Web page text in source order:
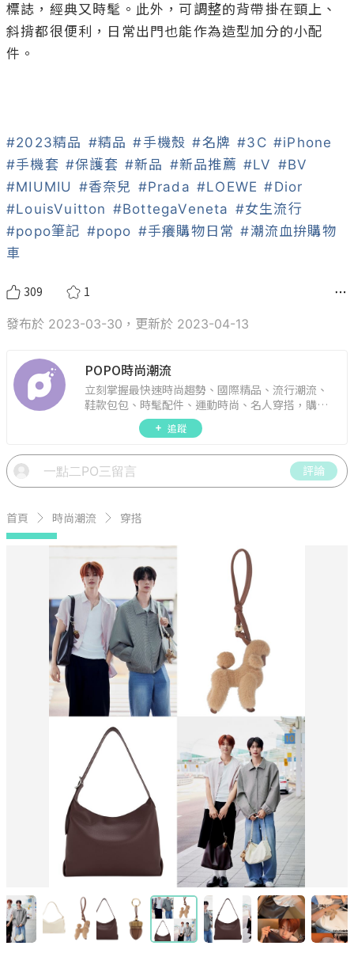
標誌，經典又時髦。此外，可調整的背帶掛在頸上、
斜揹都很便利，日常出門也能作為造型加分的小配
件。
#2023精品 #精品 #手機殼 #名牌 #3C #iPhone
#手機套 #保護套 #新品 #新品推薦 #LV #BV
#MIUMIU #香奈兒 #Prada #LOEWE #Dior
#LouisVuitton #BottegaVeneta #女生流行
#popo筆記 #popo #手癢購物日常 #潮流血拚購物
車
309 1
發布於 2023-03-30，更新於 2023-04-13
POPO時尚潮流
立刻掌握最快速時尚趨勢、國際精品、流行潮流、
鞋款包包、時髦配件、運動時尚、名人穿搭，購物
追蹤
評論
首頁 時尚潮流 穿搭